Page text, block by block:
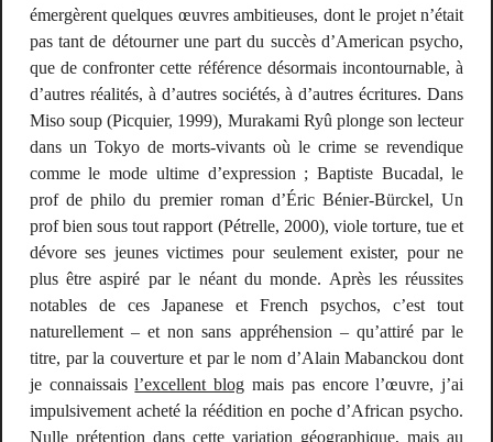
émergèrent quelques œuvres ambitieuses, dont le projet n’était
pas tant de détourner une part du succès d’American psycho,
que de confronter cette référence désormais incontournable, à
d’autres réalités, à d’autres sociétés, à d’autres écritures. Dans
Miso soup(Picquier, 1999), Murakami Ryû plonge son lecteur
dans un Tokyo de morts-vivants où le crime se revendique
comme le mode ultime d’expression ; Baptiste Bucadal, le
prof de philo du premier roman d’Éric Bénier-Bürckel,Un
prof bien sous tout rapport (Pétrelle, 2000), viole torture, tue et
dévore ses jeunes victimes pour seulement exister, pour ne
plus être aspiré par le néant du monde. Après les réussites
notables de ces JapaneseetFrench psychos, c’est tout
naturellement – et non sans appréhension – qu’attiré par le
titre, par la couverture et par le nom d’Alain Mabanckou dont
je connaissais l’excellent blog mais pas encore l’œuvre, j’ai
impulsivement acheté la réédition en poche d’African psycho.
Nulle prétention dans cette variation géographique, mais au